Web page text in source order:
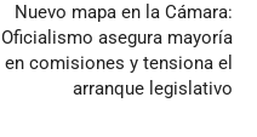
Nuevo mapa en la Cámara:
Oficialismo asegura mayoría
en comisiones y tensiona el
arranque legislativo